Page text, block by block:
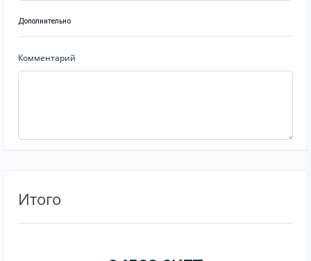
Дополнительно
Комментарий
Итого